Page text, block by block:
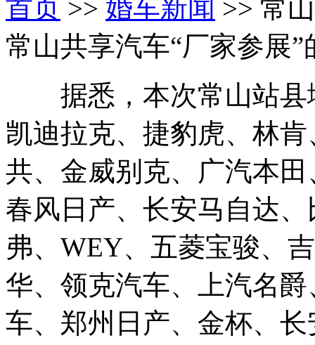
首页 >> 婚车新闻 >> 常
常山共享汽车“厂家参展”
据悉，本次常山站县
凯迪拉克、捷豹虎、林
共、金威别克、广汽本
春风日产、长安马自达
弗、WEY、五菱宝骏、
华、领克汽车、上汽名
车、郑州日产、金杯、